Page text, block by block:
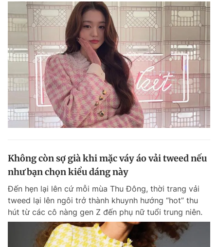
Không còn sợ già khi mặc váy áo vải tweed nếu
như bạn chọn kiểu dáng này
Đến hẹn lại lên cứ mỗi mùa Thu Đông, thời trang vải
tweed lại lên ngôi trở thành khuynh hướng “hot” thu
hút từ các cô nàng gen Z đến phụ nữ tuổi trung niên.